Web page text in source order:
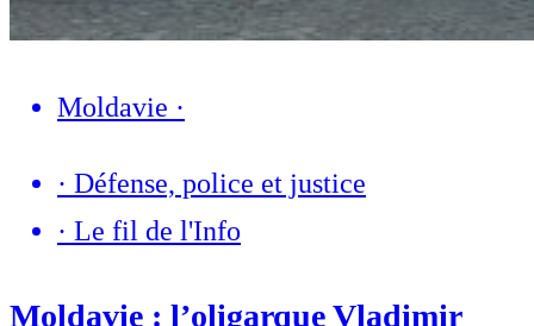
Moldavie ·
· Défense, police et justice
· Le fil de l'Info
Moldavie : l’oligarque Vladimir